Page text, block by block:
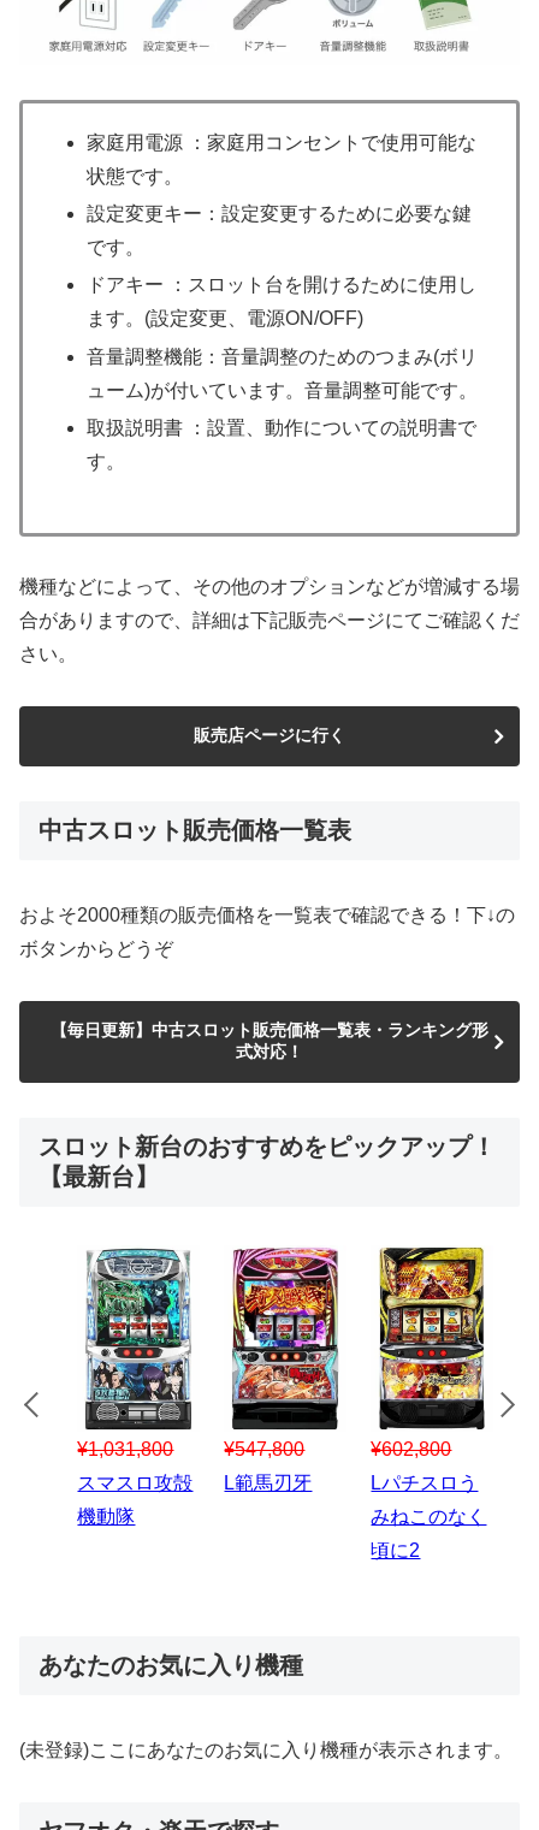
家庭用電源 ：家庭用コンセントで使用可能な
状態です。
設定変更キー：設定変更するために必要な鍵
です。
ドアキー ：スロット台を開けるために使用し
ます。(設定変更、電源ON/OFF)
音量調整機能：音量調整のためのつまみ(ボリ
ューム)が付いています。音量調整可能です。
取扱説明書 ：設置、動作についての説明書で
す。
機種などによって、その他のオプションなどが増減する場
合がありますので、詳細は下記販売ページにてご確認くだ
さい。
販売店ページに行く
中古スロット販売価格一覧表
およそ2000種類の販売価格を一覧表で確認できる！下↓の
ボタンからどうぞ
【毎日更新】中古スロット販売価格一覧表・ランキング形
式対応！
スロット新台のおすすめをピックアップ！
【最新台】
¥547,800
スマスロハナ
ビ
¥150,000
スマスロ秘宝
¥1,867,800
Lパチスロ 炎
炎ノ消防隊2
あなたのお気に入り機種
(未登録)ここにあなたのお気に入り機種が表示されます。